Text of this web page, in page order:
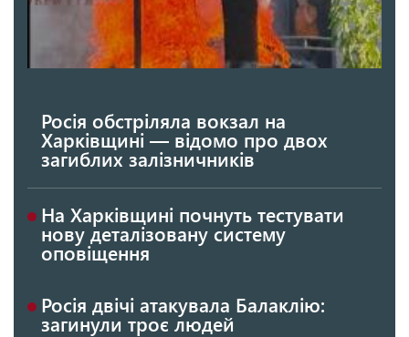
Росія обстріляла вокзал на
Харківщині — відомо про двох
загиблих залізничників
На Харківщині почнуть тестувати
нову деталізовану систему
оповіщення
Росія двічі атакувала Балаклію:
загинули троє людей